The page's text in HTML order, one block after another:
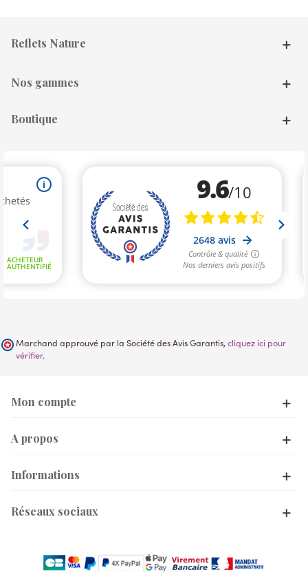
Reflets Nature
Nos gammes
Boutique
Marchand approuvé par la Société des Avis Garantis, cliquez ici pour
vérifier.
Mon compte
A propos
Informations
Réseaux sociaux